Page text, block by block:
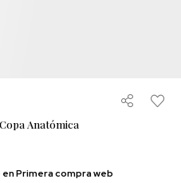
Anatómica
en Primera compra web